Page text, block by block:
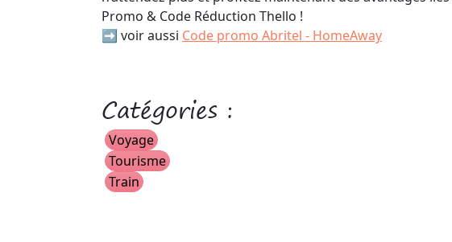
Promo & Code Réduction Thello !
➡️ voir aussi Code promo Abritel - HomeAway
Catégories :
Voyage
Tourisme
Train